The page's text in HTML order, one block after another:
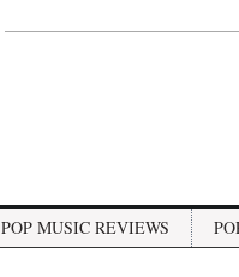
POP MUSIC REVIEWS